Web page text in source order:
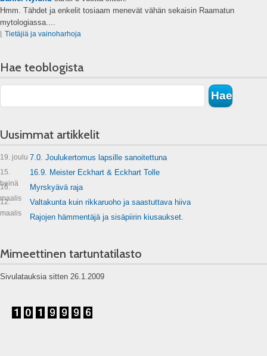
Hmm. Tähdet ja enkelit tosiaam menevät vähän sekaisin Raamatun
mytologiassa....
⌊ Tietäjiä ja vainoharhoja
Hae teoblogista
Uusimmat artikkelit
19. joulu 7.0. Joulukertomus lapsille sanoitettuna
15.
heinä
16.9. Meister Eckhart & Eckhart Tolle
16.
maalis
Myrskyävä raja
12.
maalis
Valtakunta kuin rikkaruoho ja saastuttava hiiva
Rajojen hämmentäjä ja sisäpiirin kiusaukset.
Mimeettinen tartuntatilasto
Sivulatauksia sitten 26.1.2009